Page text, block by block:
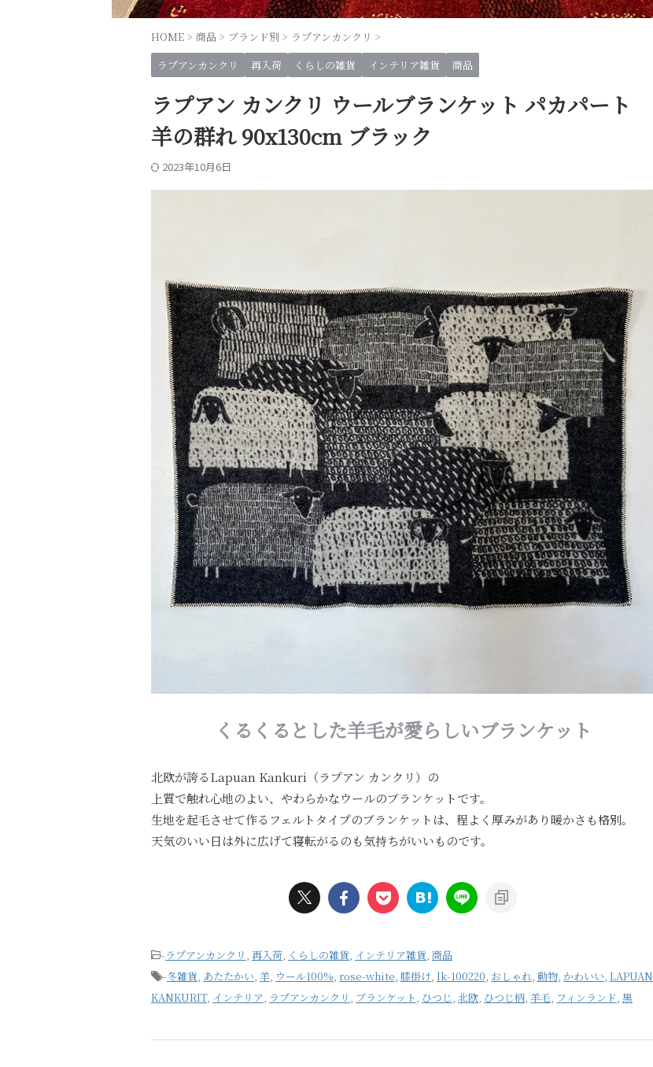
HOME > 商品 > ブランド別 > ラプアンカンクリ >
ラプアンカンクリ
再入荷 くらしの雑貨 インテリア雑貨 商品
ラプアン カンクリ ウールブランケット パカパート
羊の群れ 90x130cm ブラック
2023年10月6日
くるくるとした羊毛が愛らしいブランケット
北欧が誇るLapuan Kankuri（ラプアン カンクリ）の
上質で触れ心地のよい、やわらかなウールのブランケットです。
生地を起毛させて作るフェルトタイプのブランケットは、程よく厚みがあり暖かさも格別。
天気のいい日は外に広げて寝転がるのも気持ちがいいものです。
-ラプアンカンクリ 再入荷 くらしの雑貨 インテリア雑貨 商品
-冬雑貨 あたたかい 羊 ウール100% rose-white 膝掛け lk-100220 おしゃれ 動物 かわいい LAPUAN
KANKURIT, インテリア ラプアンカンクリ ブランケット ひつじ 北欧 ひつじ柄 羊毛 フィンランド 黒